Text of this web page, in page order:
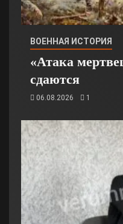
ВОЕННАЯ ИСТОРИЯ
«Атака
сдаются
06.08.2026 1